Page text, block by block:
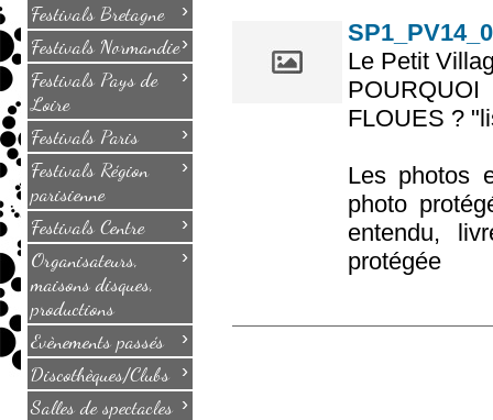
Festivals Bretagne
›
Festivals Normandie›
Festivals Pays de
Loire
›
Festivals Paris ›
Festivals Région
parisienne
›
Festivals Centre ›
Organisateurs,
maisons disques,
productions
›
Evènements passés ›
Discothèques/Clubs ›
Salles de spectacles ›
Le Petit
FLOUES ?
Les photos
photo
entendu,
protégée